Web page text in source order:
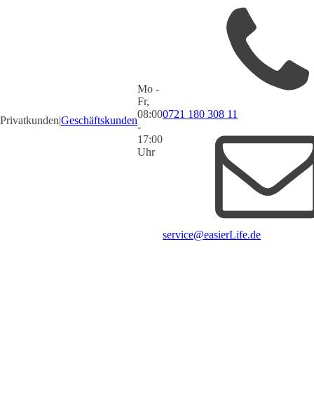
Privatkunden|Geschäftskunden
Mo -
Fr,
08:00
-
17:00
Uhr
0721 180 308 11
service@easierLife.de